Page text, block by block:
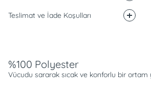
Teslimat ve İade Koşulları
%100 Polyester
Vücudu sararak sıcak ve konforlu bir ortam